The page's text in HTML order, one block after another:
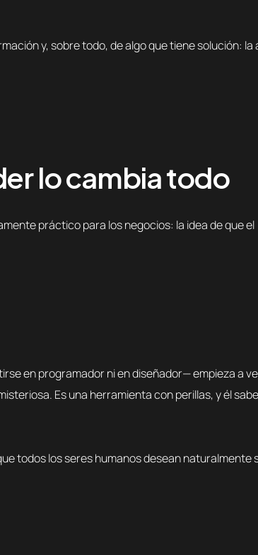
y, sobre todo, de algo que tiene solución: la
lo cambia todo
práctico para los negocios: la idea de que el
en programador ni en diseñador— empieza a
Es una herramienta con perillas, y él
todos los seres humanos desean naturalmente